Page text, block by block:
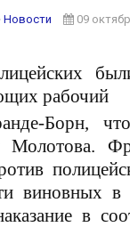
Новости 09
рабочий
Борн,
Молотова.
виновных в
в